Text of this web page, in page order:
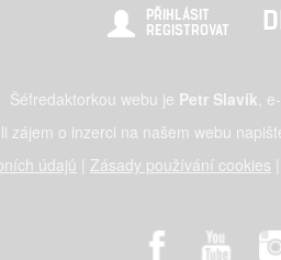
PŘIHLÁSIT
REGISTROVAT
Šéfredaktorkou webu je Petr Slavík ,
zájem o inzerci na našem webu
údajů
Zásady používání cookies